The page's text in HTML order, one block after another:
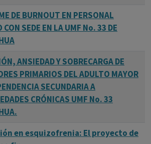
DE BURNOUT EN PERSONAL
CON SEDE EN LA UMF No. 33 DE
ANSIEDAD Y SOBRECARGA DE
PRIMARIOS DEL ADULTO MAYOR
SECUNDARIA A
CRÓNICAS UMF No. 33
en esquizofrenia: El proyecto de